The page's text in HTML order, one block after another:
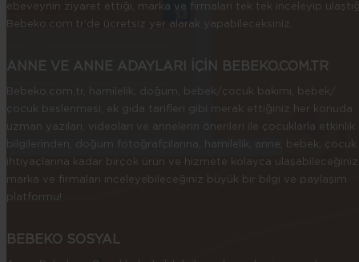
ebeveynin ziyaret ettiği, marka ve firmaları tek tek inceleyip
Bebeko.com.tr’de ücretsiz yer alarak yapabileceksiniz.
ANNE VE ANNE ADAYLARI İÇİN BEBEKO.COM.TR
Bebeko.com.tr, hamilelik, doğum, bebek/çocuk bakımı, bebek/
çocuk beslenmesi, ek gıda tarifleri gibi merak ettiğiniz her konuda
uzman yazıları, videoları ve annelerin önerileri ile çocuklarla etkinlik
bilgilerinden, doğum fotoğrafçılarına, hamilelik, anne, bebek, çocuk
ihtiyaçlarına kadar birçok ürün ve hizmete kolayca ulaşabileceğiniz
marka ve firmaları inceleyebileceğiniz büyük bir bilgi ve paylaşım
platformu!
BEBEKO SOSYAL